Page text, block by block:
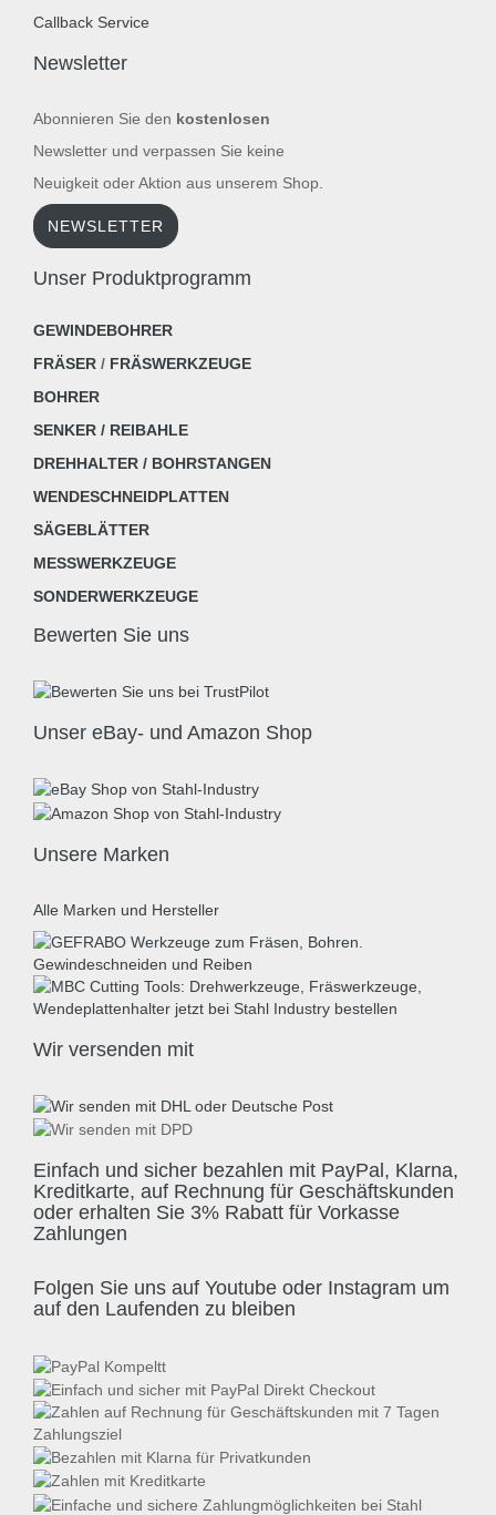
Callback Service
Newsletter
Abonnieren Sie den kostenlosen
Newsletter und verpassen Sie keine
Neuigkeit oder Aktion aus unserem Shop.
NEWSLETTER
Unser Produktprogramm
GEWINDEBOHRER
FRÄSER / FRÄSWERKZEUGE
BOHRER
SENKER / REIBAHLE
DREHHALTER / BOHRSTANGEN
WENDESCHNEIDPLATTEN
SÄGEBLÄTTER
MESSWERKZEUGE
SONDERWERKZEUGE
Bewerten Sie uns
Unser eBay- und Amazon Shop
Unsere Marken
Alle Marken und Hersteller
Wir versenden mit
Einfach und sicher bezahlen mit PayPal, Klarna,
Kreditkarte, auf Rechnung für Geschäftskunden
oder erhalten Sie 3% Rabatt für Vorkasse
Zahlungen
Folgen Sie uns auf Youtube oder Instagram um
auf den Laufenden zu bleiben